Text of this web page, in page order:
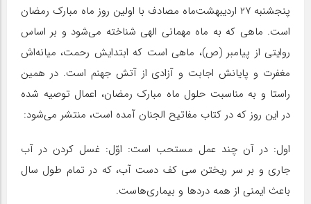
پنجشنبه ۲۷ اردیبهشت‌ماه مصادف با اولین روز ماه مبارک رمضان
است. ماهی که به ماه مهمانی الهی شناخته می‌شود و بر اساس
روایتی از پیامبر (ص)، ماهى است که ابتدایش رحمت، میانه‌‏اش
مغفرت و پایانش اجابت و آزادى از آتش جهنم است. در همین
راستا و به مناسبت حلول ماه مبارک رمضان، اعمال توصیه شده
در این روز که در کتاب مفاتیح الجنان آمده است، منتشر می‌شود:
اول: در آن چند عمل مستحب است: اوّل: غسل کردن در آب
جارى و بر سر ریختن سى کف دست آب، که در تمام طول سال
باعث ایمنى از همه دردها و بیماری‌هاست.